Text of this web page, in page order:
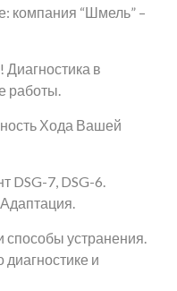
компания “Шмель” –
Диагностика в
работы.
Хода Вашей
7, DSG-6.
способы устранения.
и